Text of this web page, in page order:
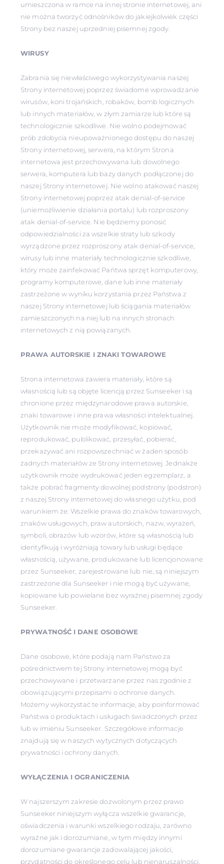
umieszczona w ramce na innej stronie internetowej, ani
nie można tworzyć odnośników do jakiejkolwiek części
Strony bez naszej uprzedniej pisemnej zgody.
WIRUSY
Zabrania się niewłaściwego wykorzystywania naszej
Strony internetowej poprzez świadome wprowadzanie
wirusów, koni trojańskich, robaków, bomb logicznych
lub innych materiałów, w złym zamiarze lub które są
technologicznie szkodliwe. Nie wolno podejmować
prób zdobycia nieupoważnionego dostępu do naszej
Strony internetowej, serwera, na którym Strona
internetowa jest przechowywana lub dowolnego
serwera, komputera lub bazy danych podłączonej do
naszej Strony internetowej. Nie wolno atakować naszej
Strony internetowej poprzez atak denial-of-service
(uniemożliwienie działania portalu) lub rozproszony
atak denial-of-service. Nie będziemy ponosić
odpowiedzialności za wszelkie straty lub szkody
wyrządzone przez rozproszony atak denial-of-service,
wirusy lub inne materiały technologicznie szkodliwe,
który może zainfekować Pańtwa sprzęt komputerowy,
programy komputerowe, dane lub inne materiały
zastrzeżone w wyniku korzystania przez Państwa z
naszej Strony internetowej lub ściągania materiałów
zamieszczonych na niej lub na innych stronach
internetowych z nią powiązanych.
PRAWA AUTORSKIE I ZNAKI TOWAROWE
Strona internetowa zawiera materiały, które są
własnością lub są objęte licencją przez Sunseeker i są
chronione przez międzynarodowe prawa autorskie,
znaki towarowe i inne prawa własności intelektualnej.
Użytkownik nie może modyfikować, kopiować,
reprodukować, publikować, przesyłać, pobierać,
przekazywać ani rozpowszechniać w żaden sposób
żadnych materiałów ze Strony internetowej. Jednakże
użytkownik może wydrukować jeden egzemplarz, a
także pobrać fragmenty dowolnej podstrony (podstron)
z naszej Strony internetowej do własnego użytku, pod
warunkiem że: Wszelkie prawa do znaków towarowych,
znaków usługowych, praw autorskich, nazw, wyrażeń,
symboli, obrazów lub wzorów, które są własnością lub
identyfikują i wyróżniają towary lub usługi będące
własnością, używane, produkowane lub licencjonowane
przez Sunseeker, zarejestrowane lub nie, są niniejszym
zastrzeżone dla Sunseeker i nie mogą być używane,
kopiowane lub powielane bez wyraźnej pisemnej zgody
Sunseeker.
PRYWATNOŚĆ I DANE OSOBOWE
Dane osobowe, które podają nam Państwo za
pośrednictwem tej Strony internetowej mogą być
przechowywane i przetwarzane przez nas zgodnie z
obowiązującymi przepisami o ochronie danych.
Możemy wykorzystać te informacje, aby poinformować
Państwa o produktach i usługach świadczonych przez
lub w imieniu Sunseeker. Szczegółowe informacje
znajdują się w naszych wytycznych dotyczących
prywatności i ochrony danych.
WYŁĄCZENIA I OGRANICZENIA
W najszerszym zakresie dozwolonym przez prawo
Sunseeker niniejszym wyłącza wszelkie gwarancje,
oświadczenia i warunki wszelkiego rodzaju, zarówno
wyraźne jak i dorozumiane, w tym między innymi
dorozumiane gwarancje zadowalającej jakości,
przydatności do określonego celu lub nienaruszalności.